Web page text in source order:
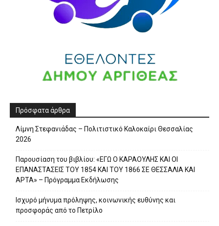
Πρόσφατα άρθρα
Λίμνη Στεφανιάδας – Πολιτιστικό Καλοκαίρι Θεσσαλίας
2026
Παρουσίαση του βιβλίου: «ΕΓΩ Ο ΚΑΡΑΟΥΛΗΣ ΚΑΙ ΟΙ
ΕΠΑΝΑΣΤΑΣΕΙΣ ΤΟΥ 1854 ΚΑΙ ΤΟΥ 1866 ΣΕ ΘΕΣΣΑΛΙΑ ΚΑΙ
ΑΡΤΑ» – Πρόγραμμα Εκδήλωσης
Ισχυρό μήνυμα πρόληψης, κοινωνικής ευθύνης και
προσφοράς από το Πετρίλο